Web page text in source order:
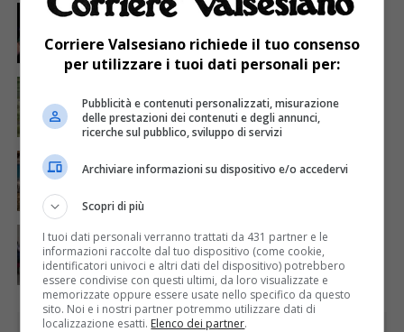
ATTUALITÀ 6 giorni fa
Sabato 8 agosto in piazza a Varallo Gran Galà Lirico
Siccità, Gattinara chiede il riconoscimento dello
stato di calamità naturale
Concluso il Master Gessi Summer Excellence 2026
Festa Walser delle genti valsesiane quinta edizione
PUBBLICITÀ
Corriere Valsesiano richiede il tuo consenso
per utilizzare i tuoi dati personali per:
Pubblicità e contenuti personalizzati, misurazione
delle prestazioni dei contenuti e degli annunci,
ricerche sul pubblico, sviluppo di servizi
Archiviare informazioni su dispositivo e/o accedervi
Scopri di più
I tuoi dati personali verranno trattati da 431 partner e le
informazioni raccolte dal tuo dispositivo (come cookie,
identificatori univoci e altri dati del dispositivo) potrebbero
essere condivise con questi ultimi, da loro visualizzate e
memorizzate oppure essere usate nello specifico da questo
sito. Noi e i nostri partner potremmo utilizzare dati di
localizzazione esatti. Elenco dei partner.